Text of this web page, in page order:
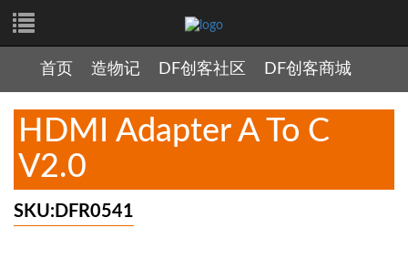
首页 造物记 DF创客社区 DF创客商城
HDMI Adapter A To C
V2.0
SKU:DFR0541